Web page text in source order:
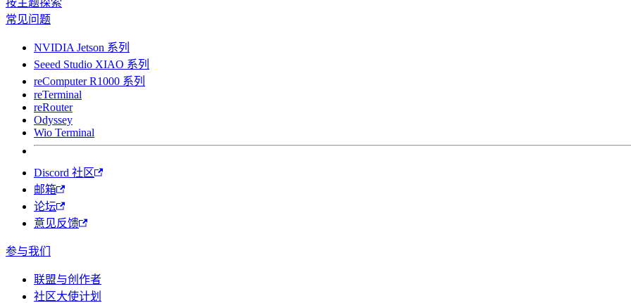
按主题探索
常见问题
NVIDIA Jetson 系列
Seeed Studio XIAO 系列
reComputer R1000 系列
reTerminal
reRouter
Odyssey
Wio Terminal
Discord 社区
邮箱
论坛
意见反馈
参与我们
联盟与创作者
社区大使计划